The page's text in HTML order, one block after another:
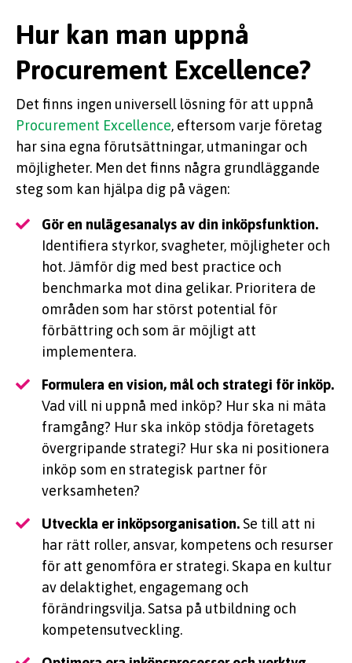
Hur kan man uppnå
Procurement Excellence?
Det finns ingen universell lösning för att uppnå
Procurement Excellence, eftersom varje företag
har sina egna förutsättningar, utmaningar och
möjligheter. Men det finns några grundläggande
steg som kan hjälpa dig på vägen:
Gör en nulägesanalys av din inköpsfunktion.
Identifiera styrkor, svagheter, möjligheter och
hot. Jämför dig med best practice och
benchmarka mot dina gelikar. Prioritera de
områden som har störst potential för
förbättring och som är möjligt att
implementera.
Formulera en vision, mål och strategi för inköp.
Vad vill ni uppnå med inköp? Hur ska ni mäta
framgång? Hur ska inköp stödja företagets
övergripande strategi? Hur ska ni positionera
inköp som en strategisk partner för
verksamheten?
Utveckla er inköpsorganisation. Se till att ni
har rätt roller, ansvar, kompetens och resurser
för att genomföra er strategi. Skapa en kultur
av delaktighet, engagemang och
förändringsvilja. Satsa på utbildning och
kompetensutveckling.